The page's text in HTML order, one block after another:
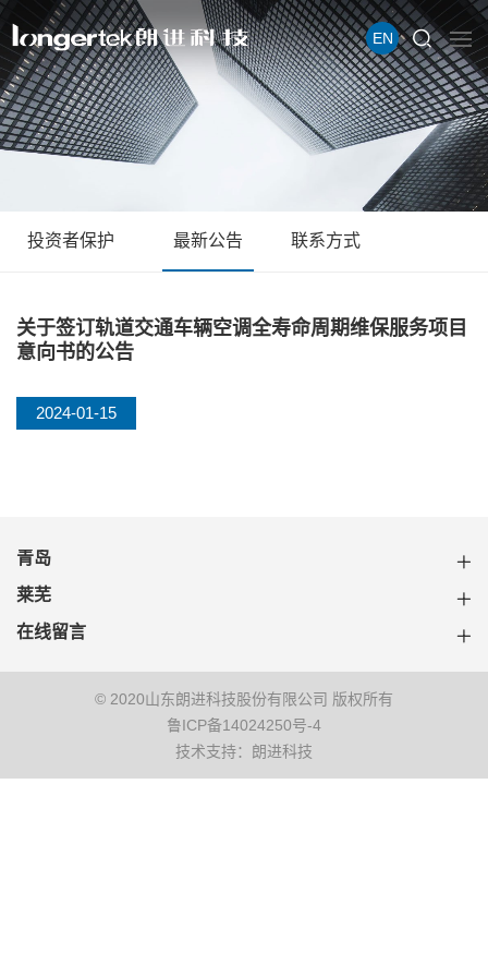
EN
投资者保护 最新公告 联系方式
关于签订轨道交通车辆空调全寿命周期维保服务项目
意向书的公告
2024-01-15
青岛
莱芜
在线留言
© 2020山东朗进科技股份有限公司 版权所有
鲁ICP备14024250号-4
技术支持：朗进科技